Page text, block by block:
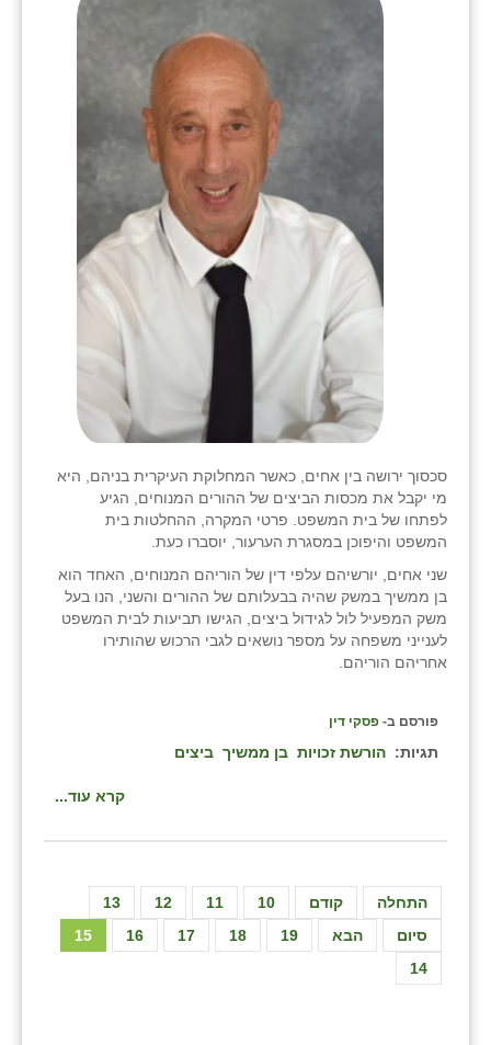
סכסוך ירושה בין אחים, כאשר המחלוקת העיקרית בניהם, היא
מי יקבל את מכסות הביצים של ההורים המנוחים, הגיע
לפתחו של בית המשפט. פרטי המקרה, ההחלטות בית
המשפט והיפוכן במסגרת הערעור, יוסברו כעת.
שני אחים, יורשיהם עלפי דין של הוריהם המנוחים, האחד הוא
בן ממשיך במשק שהיה בבעלותם של ההורים והשני, הנו בעל
משק המפעיל לול לגידול ביצים, הגישו תביעות לבית המשפט
לענייני משפחה על מספר נושאים לגבי הרכוש שהותירו
אחריהם הוריהם.
פורסם ב- פסקי דין
תגיות: הורשת זכויות בן ממשיך ביצים
קרא עוד...
התחלה קודם 10
11
12
13
14
15 16 17 18 19 הבא סיום